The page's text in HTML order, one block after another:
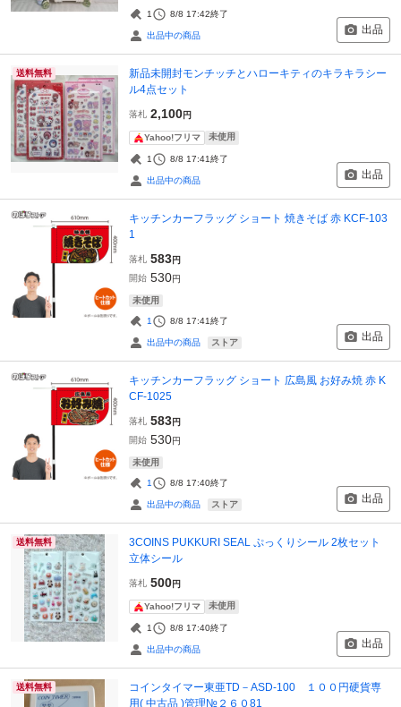
1 8/8 17:42終了
出品中の商品 出品
送料無料
新品未開封モンチッチとハローキティのキラキラシー
ル4点セット
落札 2,100円
Yahoo!フリマ 未使用
1 8/8 17:41終了
出品中の商品 出品
キッチンカーフラッグ ショート 焼きそば 赤 KCF-103
1
落札 583円
開始 530円
未使用
1 8/8 17:41終了
出品中の商品 ストア 出品
キッチンカーフラッグ ショート 広島風 お好み焼 赤 K
CF-1025
落札 583円
開始 530円
未使用
1 8/8 17:40終了
出品中の商品 ストア 出品
送料無料
3COINS PUKKURI SEAL ぷっくりシール 2枚セット
立体シール
落札 500円
Yahoo!フリマ 未使用
1 8/8 17:40終了
出品中の商品 出品
送料無料
コインタイマー東亜TD－ASD-100 １００円硬貨専
用( 中古品 )管理№２６０81